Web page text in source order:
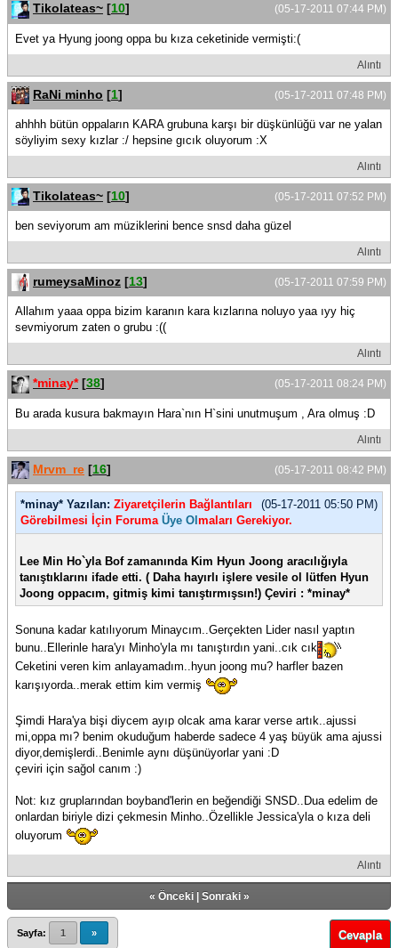
(05-17-2011 07:44 PM)
Tikolateas~ [10]
Evet ya Hyung joong oppa bu kıza ceketinide vermişti:(
Alıntı
(05-17-2011 07:48 PM)
RaNi minho [1]
ahhhh bütün oppaların KARA grubuna karşı bir düşkünlüğü var ne yalan
söyliyim sexy kızlar :/ hepsine gıcık oluyorum :X
Alıntı
(05-17-2011 07:52 PM)
Tikolateas~ [10]
ben seviyorum am müziklerini bence snsd daha güzel
Alıntı
(05-17-2011 07:59 PM)
rumeysaMinoz [13]
Allahım yaaa oppa bizim karanın kara kızlarına noluyo yaa ıyy hiç
sevmiyorum zaten o grubu :((
Alıntı
(05-17-2011 08:24 PM)
*minay* [38]
Bu arada kusura bakmayın Hara`nın H`sini unutmuşum , Ara olmuş :D
Alıntı
(05-17-2011 08:42 PM)
Mrvm_re [16]
(05-17-2011 05:50 PM)
*minay* Yazılan: Ziyaretçilerin Bağlantıları
Görebilmesi İçin Foruma Üye Ol maları Gerekiyor.
Lee Min Ho`yla Bof zamanında Kim Hyun Joong aracılığıyla
tanıştıklarını ifade etti. ( Daha hayırlı işlere vesile ol lütfen Hyun
Joong oppacım, gitmiş kimi tanıştırmışsın!) Çeviri : *minay*
Sonuna kadar katılıyorum Minaycım..Gerçekten Lider nasıl yaptın
bunu..Ellerinle hara'yı Minho'yla mı tanıştırdın yani..cık cık
Ceketini veren kim anlayamadım..hyun joong mu? harfler bazen
karışıyorda..merak ettim kim vermiş
Şimdi Hara'ya bişi diycem ayıp olcak ama karar verse artık..ajussi
mi,oppa mı? benim okuduğum haberde sadece 4 yaş büyük ama ajussi
diyor,demişlerdi..Benimle aynı düşünüyorlar yani :D
çeviri için sağol canım :)
Not: kız gruplarından boyband'lerin en beğendiği SNSD..Dua edelim de
onlardan biriyle dizi çekmesin Minho..Özellikle Jessica'yla o kıza deli
oluyorum
Alıntı
« Önceki| Sonraki»
Sayfa: 1 » Cevapla